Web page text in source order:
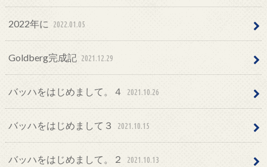
2022年に 2022.01.05
Goldberg完成記 2021.12.29
バッハをはじめまして。４ 2021.10.26
バッハをはじめまして３ 2021.10.15
バッハをはじめまして。２ 2021.10.13